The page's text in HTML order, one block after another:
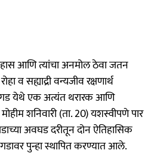
आणि त्यांचा अनमोल ठेवा जतन
व सह्याद्री वन्यजीव रक्षणार्थ
येथे एक अत्यंत थरारक आणि
शनिवारी (ता. 20) यशस्वीपणे पार
अवघड दरीतून दोन ऐतिहासिक
पुन्हा स्थापित करण्यात आले.